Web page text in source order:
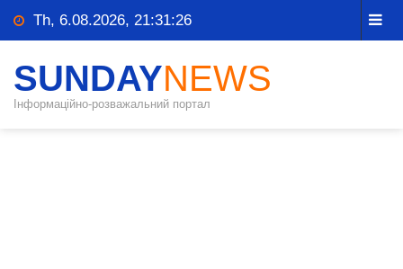
Th, 6.08.2026, 21:31:26
SUNDAYNEWS
Інформаційно-розважальний портал